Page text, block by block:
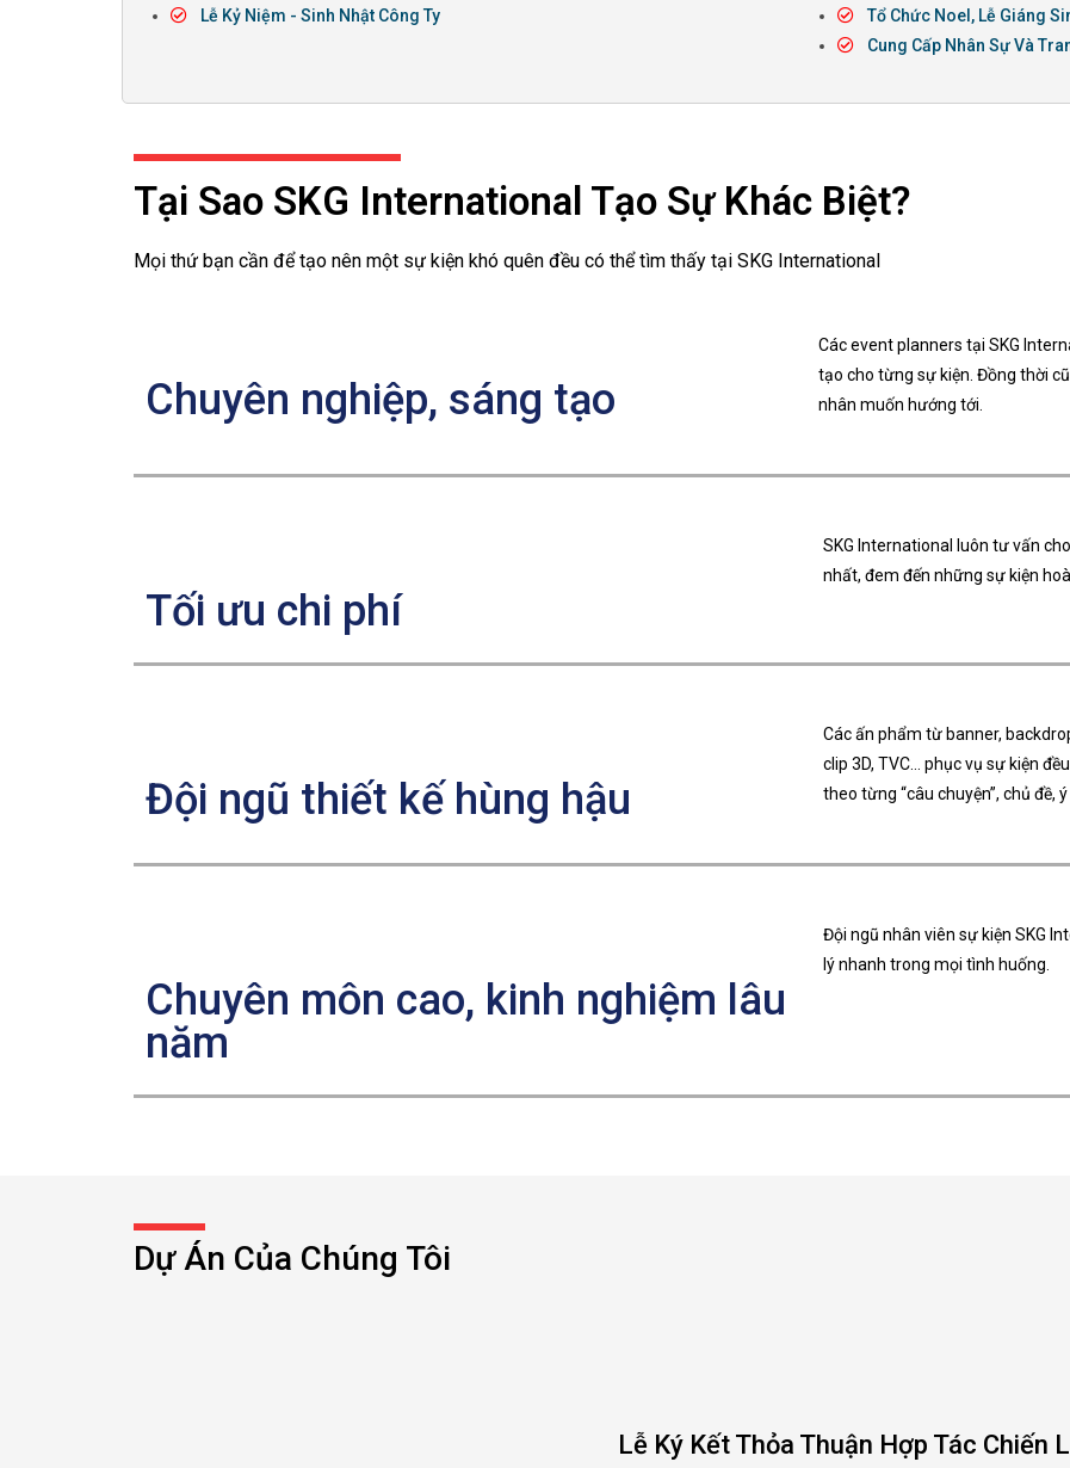
Lễ Kỷ Niệm - Sinh Nhật Công Ty
Tổ Chức Noel, Lễ Giáng
Cung Cấp Nhân Sự Và
Tại Sao SKG International Tạo Sự Khác Biệt?
Mọi thứ bạn cần để tạo nên một sự kiện khó quên đều có thể tìm thấy tại SKG International
Chuyên nghiệp, sáng tạo
Các event planners tại SKG
tạo cho từng sự kiện. Đồng thời
nhân muốn hướng tới.
Tối ưu chi phí
SKG International luôn tư vấn
nhất, đem đến những sự kiện
Đội ngũ thiết kế hùng hậu
Các ấn phẩm từ banner,
clip 3D, TVC… phục vụ sự kiện
theo từng “câu chuyện”, chủ đề,
Chuyên môn cao, kinh nghiệm lâu
năm
Đội ngũ nhân viên sự kiện SKG
lý nhanh trong mọi tình huống.
Dự Án Của Chúng Tôi
Lễ Ký Kết Thỏa Thuận Hợp Tác Chiến